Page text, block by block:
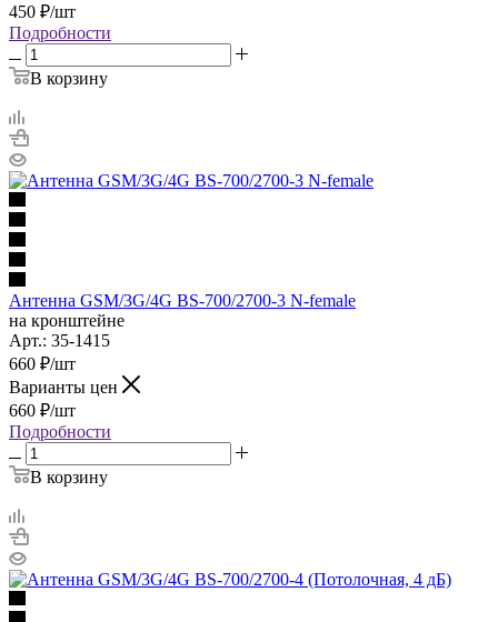
450 ₽/шт
Подробности
В корзину
Антенна GSM/3G/4G BS-700/2700-3 N-female
на кронштейне
Арт.: 35-1415
660 ₽/шт
Варианты цен
660 ₽/шт
Подробности
В корзину